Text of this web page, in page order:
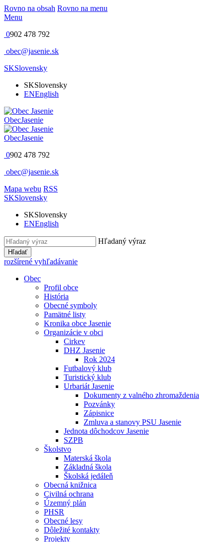
Rovno na obsah Rovno na menu
Menu
0902 478 792
obec@jasenie.sk
SKSlovensky
SKSlovensky
ENEnglish
ObecJasenie
ObecJasenie
0902 478 792
obec@jasenie.sk
Mapa webu RSS
SKSlovensky
SKSlovensky
ENEnglish
Hľadaný výraz
Hľadať
rozšírené vyhľadávanie
Obec
Profil obce
História
Obecné symboly
Pamätné listy
Kronika obce Jasenie
Organizácie v obci
Cirkev
DHZ Jasenie
Rok 2024
Futbalový klub
Turistický klub
Urbariát Jasenie
Dokumenty z valného zhromaždenia
Pozvánky
Zápisnice
Zmluva a stanovy PSU Jasenie
Jednota dôchodcov Jasenie
SZPB
Školstvo
Materská škola
Základná škola
Školská jedáleň
Obecná knižnica
Civilná ochrana
Územný plán
PHSR
Obecné lesy
Dôležité kontakty
Projekty